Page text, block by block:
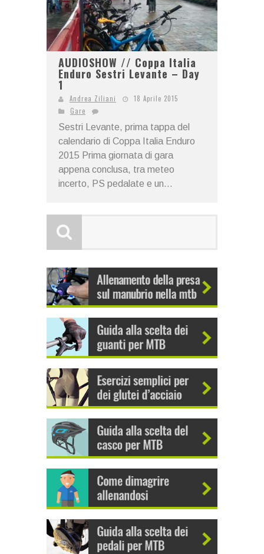
AUDIOSHOW // Coppa Italia
Enduro Sestri Levante – Day
1
Andrea Ziliani
18 Aprile 2015
Gare
Sestri Levante, prima tappa del
calendario di Coppa Italia Enduro
2015 Prima giornata di gara
appena conclusa, tra meteo
incerto, PS pedalate e un...